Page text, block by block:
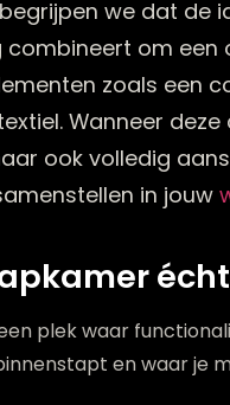
begrijpen we dat de
om
zoals een
Wanneer
ook volledig
in jouw
plek waar
en waar je